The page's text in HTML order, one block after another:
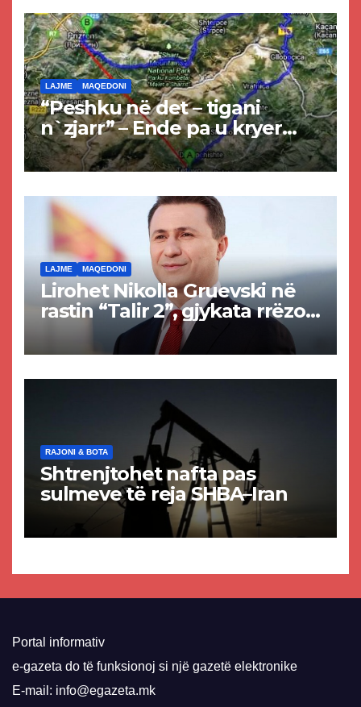
LAJME MAQEDONI
“Peshku në det – tigani
n`zjarr” – Ende pa u kryer
projekti i tunelit, komuna e
Tetovës nis punimet për
LAJME MAQEDONI
Lirohet Nikolla Gruevski në
rastin “Talir 2”, gjykata rrëzon
akuzat për ndërtimin e
paligjshëm të selisë së
RAJONI & BOTA
Shtrenjtohet nafta pas
sulmeve të reja SHBA–Iran
Portal informativ
e-gazeta do të funksionoj si një gazetë elektronike
E-mail: info@egazeta.mk